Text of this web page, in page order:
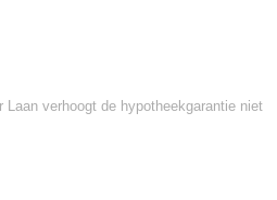
Laan verhoogt de hypotheekgarantie niet